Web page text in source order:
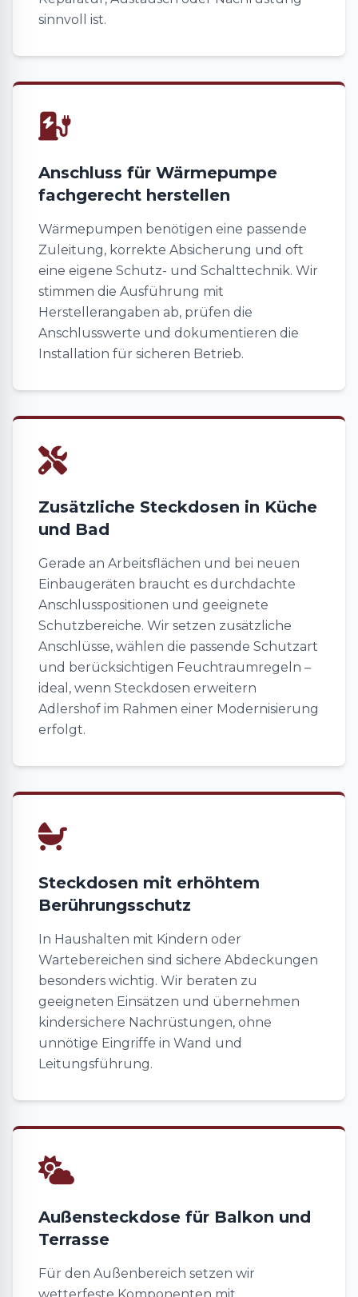
sinnvoll ist.
Anschluss für Wärmepumpe
fachgerecht herstellen
Wärmepumpen benötigen eine passende
Zuleitung, korrekte Absicherung und oft
eine eigene Schutz- und Schalttechnik. Wir
stimmen die Ausführung mit
Herstellerangaben ab, prüfen die
Anschlusswerte und dokumentieren die
Installation für sicheren Betrieb.
Zusätzliche Steckdosen in Küche
und Bad
Gerade an Arbeitsflächen und bei neuen
Einbaugeräten braucht es durchdachte
Anschlusspositionen und geeignete
Schutzbereiche. Wir setzen zusätzliche
Anschlüsse, wählen die passende Schutzart
und berücksichtigen Feuchtraumregeln –
ideal, wenn Steckdosen erweitern
Adlershof im Rahmen einer Modernisierung
erfolgt.
Steckdosen mit erhöhtem
Berührungsschutz
In Haushalten mit Kindern oder
Wartebereichen sind sichere Abdeckungen
besonders wichtig. Wir beraten zu
geeigneten Einsätzen und übernehmen
kindersichere Nachrüstungen, ohne
unnötige Eingriffe in Wand und
Leitungsführung.
Außensteckdose für Balkon und
Terrasse
Für den Außenbereich setzen wir